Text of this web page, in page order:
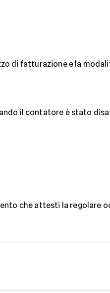
di fatturazione e la
il contatore è stato
che attesti la regolare